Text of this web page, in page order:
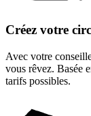
Créez votre
Avec votre
vous rêvez. Basée
tarifs possibles.